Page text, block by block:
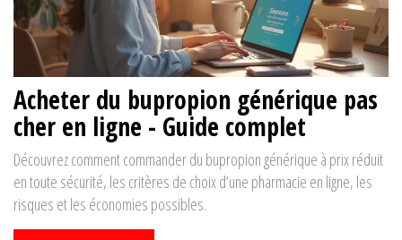
Acheter du bupropion générique pas
cher en ligne - Guide complet
Découvrez comment commander du bupropion générique à prix réduit
en toute sécurité, les critères de choix d’une pharmacie en ligne, les
risques et les économies possibles.